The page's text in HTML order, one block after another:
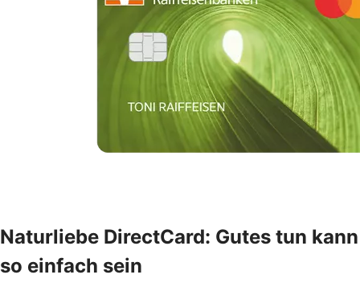
Naturliebe DirectCard: Gutes tun kann
so einfach sein